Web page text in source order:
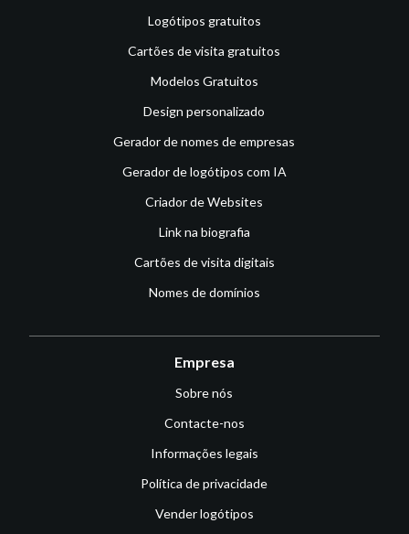
Logótipos gratuitos
Cartões de visita gratuitos
Modelos Gratuitos
Design personalizado
Gerador de nomes de empresas
Gerador de logótipos com IA
Criador de Websites
Link na biografia
Cartões de visita digitais
Nomes de domínios
Empresa
Sobre nós
Contacte-nos
Informações legais
Política de privacidade
Vender logótipos